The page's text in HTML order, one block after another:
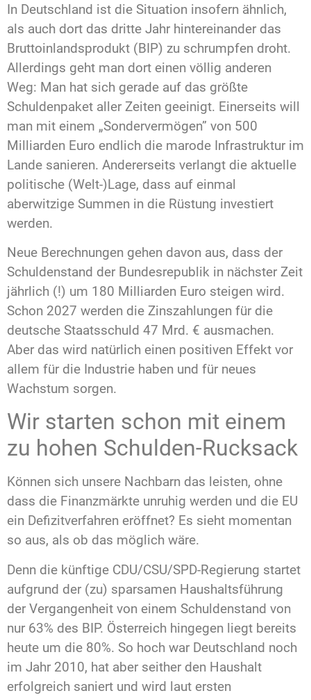
In Deutschland ist die Situation insofern ähnlich,
als auch dort das dritte Jahr hintereinander das
Bruttoinlandsprodukt (BIP) zu schrumpfen droht.
Allerdings geht man dort einen völlig anderen
Weg: Man hat sich gerade auf das größte
Schuldenpaket aller Zeiten geeinigt. Einerseits will
man mit einem „Sondervermögen” von 500
Milliarden Euro endlich die marode Infrastruktur im
Lande sanieren. Andererseits verlangt die aktuelle
politische (Welt-)Lage, dass auf einmal
aberwitzige Summen in die Rüstung investiert
werden.
Neue Berechnungen gehen davon aus, dass der
Schuldenstand der Bundesrepublik in nächster Zeit
jährlich (!) um 180 Milliarden Euro steigen wird.
Schon 2027 werden die Zinszahlungen für die
deutsche Staatsschuld 47 Mrd. € ausmachen.
Aber das wird natürlich einen positiven Effekt vor
allem für die Industrie haben und für neues
Wachstum sorgen.
Wir starten schon mit einem
zu hohen Schulden-Rucksack
Können sich unsere Nachbarn das leisten, ohne
dass die Finanzmärkte unruhig werden und die EU
ein Defizitverfahren eröffnet? Es sieht momentan
so aus, als ob das möglich wäre.
Denn die künftige CDU/CSU/SPD-Regierung startet
aufgrund der (zu) sparsamen Haushaltsführung
der Vergangenheit von einem Schuldenstand von
nur 63% des BIP. Österreich hingegen liegt bereits
heute um die 80%. So hoch war Deutschland noch
im Jahr 2010, hat aber seither den Haushalt
erfolgreich saniert und wird laut ersten